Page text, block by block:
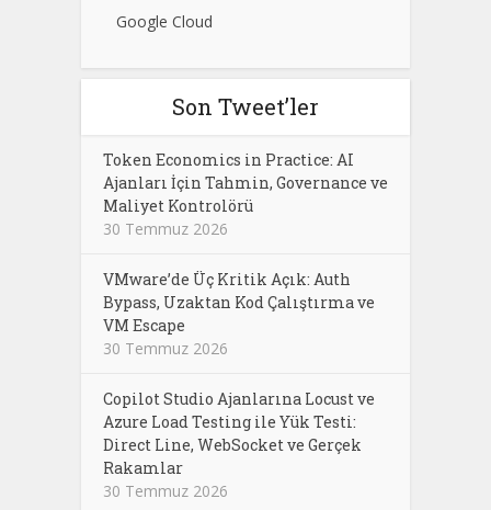
Google Cloud
Son Tweet’ler
Token Economics in Practice: AI
Ajanları İçin Tahmin, Governance ve
Maliyet Kontrolörü
30 Temmuz 2026
VMware’de Üç Kritik Açık: Auth
Bypass, Uzaktan Kod Çalıştırma ve
VM Escape
30 Temmuz 2026
Copilot Studio Ajanlarına Locust ve
Azure Load Testing ile Yük Testi:
Direct Line, WebSocket ve Gerçek
Rakamlar
30 Temmuz 2026